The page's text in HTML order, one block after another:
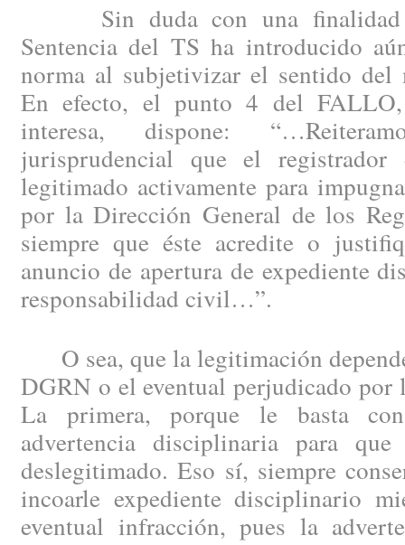
Sin duda con una finalidad
Sentencia del TS ha introducido
norma al subjetivizar el sentido del
En efecto, el punto 4 del
interesa, dispone:
jurisprudencial que el
legitimado activamente para
por la Dirección General de los
siempre que éste acredite o
anuncio de apertura de expediente
responsabilidad civil…”.
O sea, que la legitimación
DGRN o el eventual perjudicado por
La primera, porque le basta
advertencia disciplinaria para
deslegitimado. Eso sí, siempre
incoarle expediente disciplinario
eventual infracción, pues la